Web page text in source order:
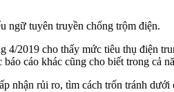
ngữ tuyên truyền chống trộm điện.
4/2019 cho thấy mức tiêu thụ điện
cáo khác cũng cho biết trong cả
nhận rủi ro, tìm cách trốn tránh dưới